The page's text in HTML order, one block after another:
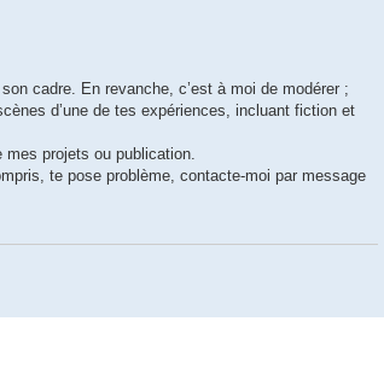
cadre. En revanche, c’est à moi de modérer ;
d’une de tes expériences, incluant fiction et
mes projets ou publication.
te pose problème, contacte-moi par message